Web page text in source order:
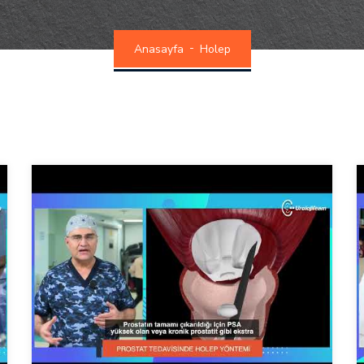
Anasayfa Holep